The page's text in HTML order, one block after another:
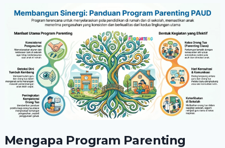
Mengapa Program Parenting